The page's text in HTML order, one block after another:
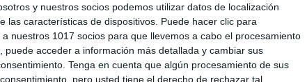
y nuestros socios podemos utilizar datos de localización
las características de dispositivos. Puede hacer clic para
nuestros 1017 socios para que llevemos a cabo el procesamiento
acceder a información más detallada y cambiar sus
Tenga en cuenta que algún procesamiento de sus
pero usted tiene el derecho de rechazar tal